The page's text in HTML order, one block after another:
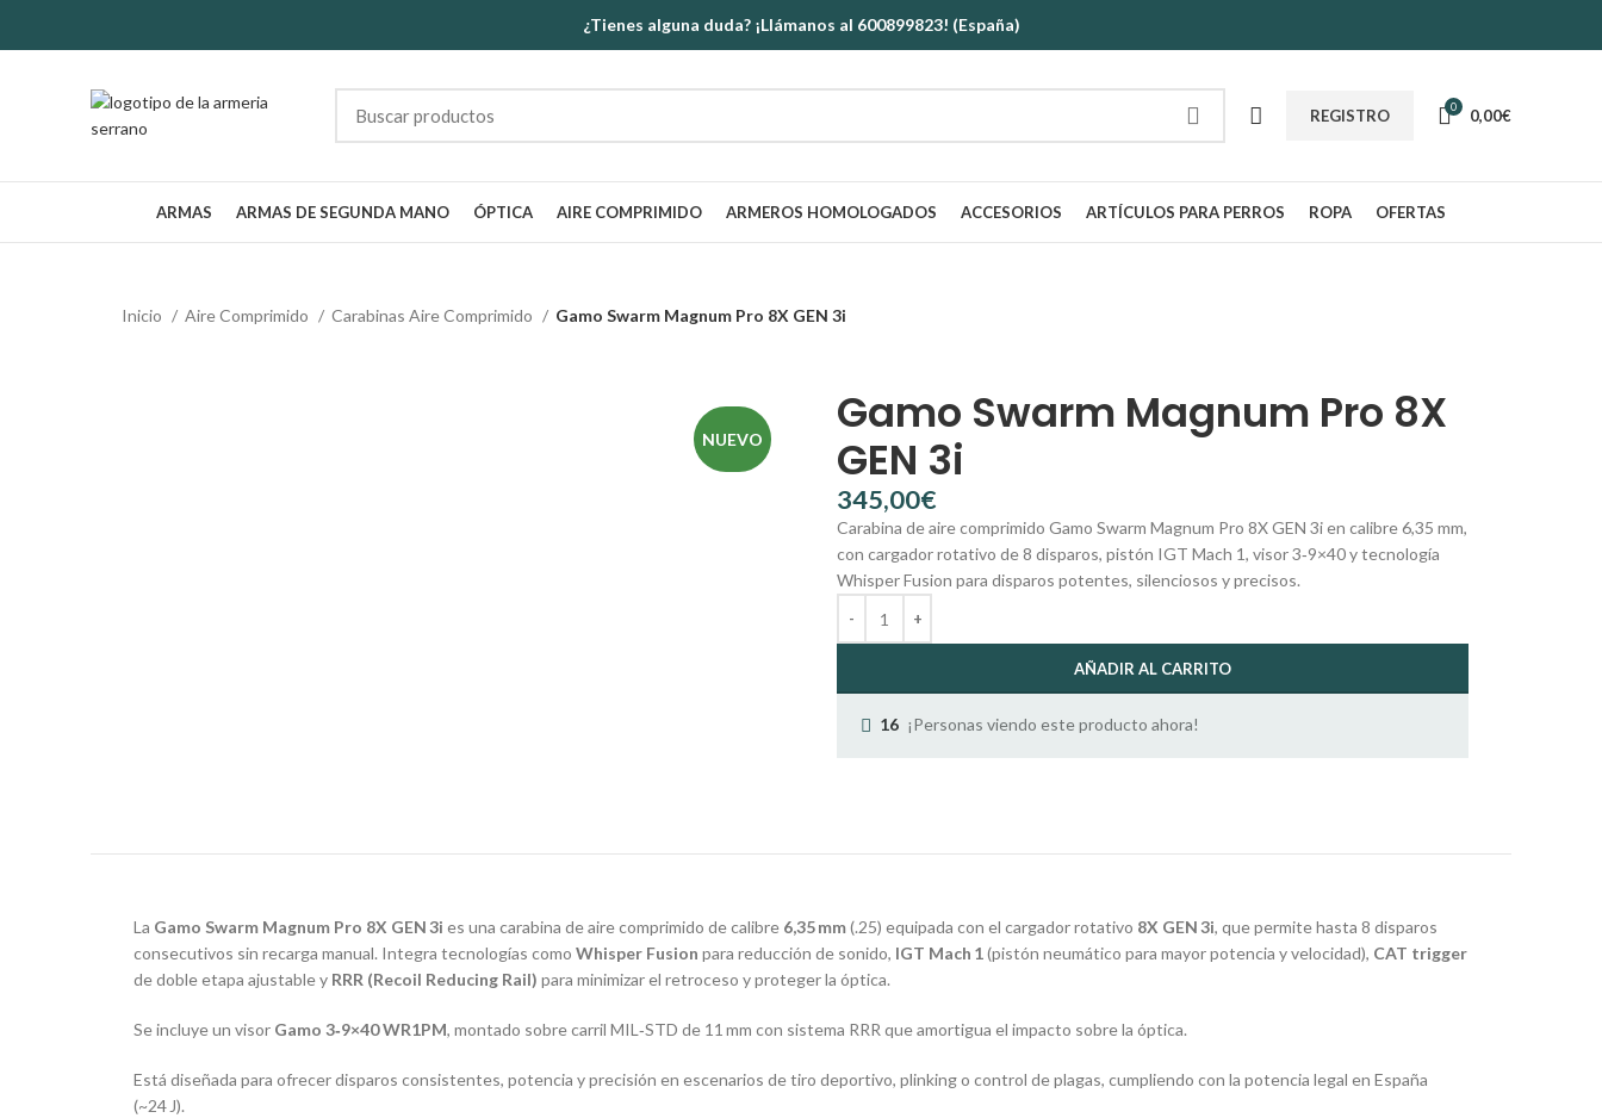
¿Tienes alguna duda? ¡Llámanos al 600899823! (España)
REGISTRO 0 0,00€
ARMAS ARMAS DE SEGUNDA MANO ÓPTICA AIRE COMPRIMIDO ARMEROS HOMOLOGADOS ACCESORIOS ARTÍCULOS PARA PERROS ROPA OFERTAS
Inicio Aire Comprimido Carabinas Aire Comprimido Gamo Swarm Magnum Pro 8X GEN 3i
NUEVO
Gamo Swarm Magnum Pro 8X
GEN 3i
€
Carabina de aire comprimido Gamo Swarm Magnum Pro 8X GEN 3i en calibre 6,35 mm,
con cargador rotativo de 8 disparos, pistón IGT Mach 1, visor 3‑9×40 y tecnología
Whisper Fusion para disparos potentes, silenciosos y precisos.
AÑADIR AL CARRITO
16 ¡Personas viendo este producto ahora!
La Gamo Swarm Magnum Pro 8X GEN 3i es una carabina de aire comprimido de calibre 6,35 mm(.25) equipada con el cargador rotativo 8X GEN 3i, que permite hasta 8 disparos
consecutivos sin recarga manual. Integra tecnologías como Whisper Fusion para reducción de sonido, IGT Mach 1(pistón neumático para mayor potencia y velocidad), CAT trigger
de doble etapa ajustable y RRR (Recoil Reducing Rail) para minimizar el retroceso y proteger la óptica.
Se incluye un visor Gamo 3‑9×40 WR1PM, montado sobre carril MIL‑STD de 11 mm con sistema RRR que amortigua el impacto sobre la óptica.
Está diseñada para ofrecer disparos consistentes, potencia y precisión en escenarios de tiro deportivo, plinking o control de plagas, cumpliendo con la potencia legal en España
(~24 J).